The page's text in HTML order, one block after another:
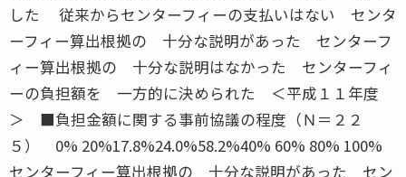
した 従来からセンターフィーの支払いはない センタ
ーフィー算出根拠の 十分な説明があった センターフ
ィー算出根拠の 十分な説明はなかった センターフィ
ーの負担額を 一方的に決められた ＜平成１１年度
＞ ■負担金額に関する事前協議の程度（Ｎ＝２２
５） 0% 20%17.8%24.0%58.2%40% 60% 80% 100%
センターフィー算出根拠の 十分な説明があった セン